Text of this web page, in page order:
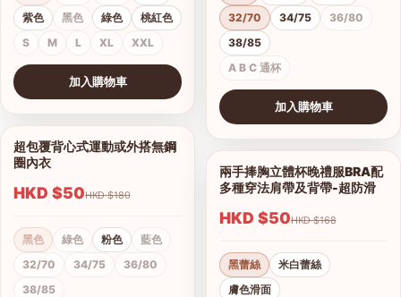
紫色
黑色 綠色
桃紅色
S
M L XL XXL
加入購物車
1/4
查看圖片
超包覆背心式運動或外搭無鋼
圈內衣
HKD $50 HKD $180
黑色 綠色 粉色
藍色
32/70
34/75
36/80
38/85
32/70
34/75
36/80
38/85
A B C 通杯
加入購物車
1/12
查看圖片
兩手捧胸立體杯晚禮服BRA配
多種穿法肩帶及背帶-超防滑
HKD $50 HKD $168
黑蕾絲
米白蕾絲
膚色滑面